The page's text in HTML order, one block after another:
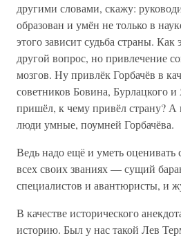
другими словами, скажу:
образован и умён не только в
этого зависит судьба страны.
другой вопрос, но привлечение
мозгов. Ну привлёк Горбачёв в
советников Бовина, Бурлацкого
пришёл, к чему привёл страну? А
люди умные, поумней Горбачёва.
Ведь надо ещё и уметь
всех своих званиях — сущий
специалистов и авантюристы, и
В качестве исторического
историю. Был у нас такой Лев